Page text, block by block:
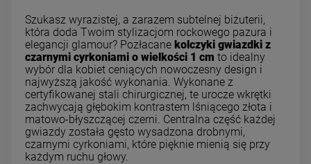
Szukasz wyrazistej, a zarazem subtelnej biżuterii,
która doda Twoim stylizacjom rockowego pazura i
elegancji glamour? Pozłacane kolczyki gwiazdki z
czarnymi cyrkoniami o wielkości 1 cm to idealny
wybór dla kobiet ceniących nowoczesny design i
najwyższą jakość wykonania. Wykonane z
certyfikowanej stali chirurgicznej, te urocze wkrętki
zachwycają głębokim kontrastem lśniącego złota i
matowo-błyszczącej czerni. Centralna część każdej
gwiazdy została gęsto wysadzona drobnymi,
czarnymi cyrkoniami, które pięknie mienią się przy
każdym ruchu głowy.